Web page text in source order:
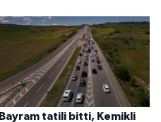
Bayram tatili bitti, Kemikli